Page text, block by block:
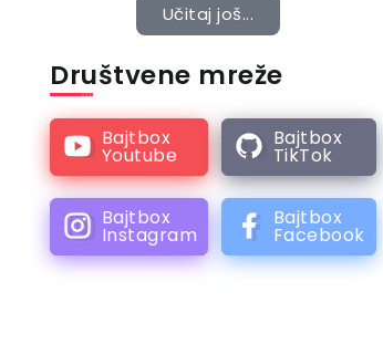
Učitaj još...
Društvene mreže
Bajtbox
Youtube
Bajtbox
TikTok
Bajtbox
Instagram
Bajtbox
Facebook